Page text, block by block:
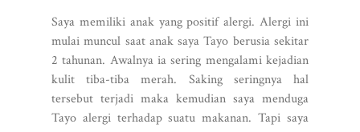
Saya memiliki anak yang positif alergi. Alergi ini
mulai muncul saat anak saya Tayo berusia sekitar
2 tahunan. Awalnya ia sering mengalami kejadian
kulit tiba-tiba merah. Saking seringnya hal
tersebut terjadi maka kemudian saya menduga
Tayo alergi terhadap suatu makanan. Tapi saya